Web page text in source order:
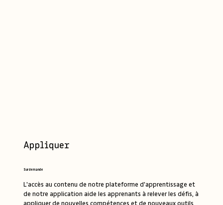
Appliquer
Sur demande
L'accès au contenu de notre plateforme d'apprentissage et
de notre application aide les apprenants à relever les défis, à
appliquer de nouvelles compétences et de nouveaux outils